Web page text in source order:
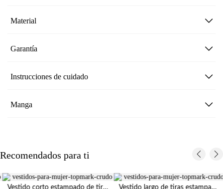
Material
Garantía
Instrucciones de cuidado
Manga
Recomendados para ti